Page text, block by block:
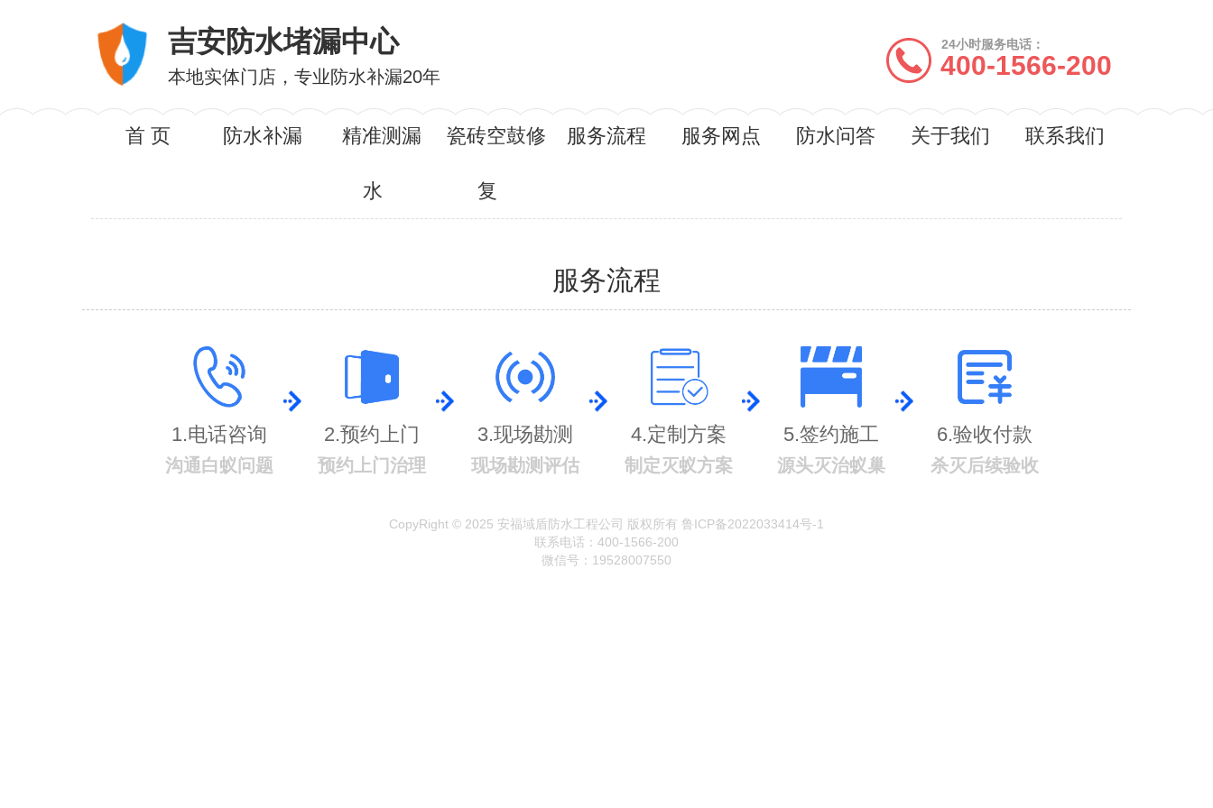
吉安防水堵漏中心
本地实体门店，专业防水补漏20年
24小时服务电话：
400-1566-200
首 页 防水补漏 精准测漏
水
瓷砖空鼓修
复
服务流程 服务网点 防水问答 关于我们 联系我们
服务流程
1.电话咨询
沟通白蚁问题
2.预约上门
预约上门治理
3.现场勘测
现场勘测评估
4.定制方案
制定灭蚁方案
5.签约施工
源头灭治蚁巢
6.验收付款
杀灭后续验收
CopyRight © 2025 安福域盾防水工程公司 版权所有 鲁ICP备2022033414号-1
联系电话：400-1566-200
微信号：19528007550